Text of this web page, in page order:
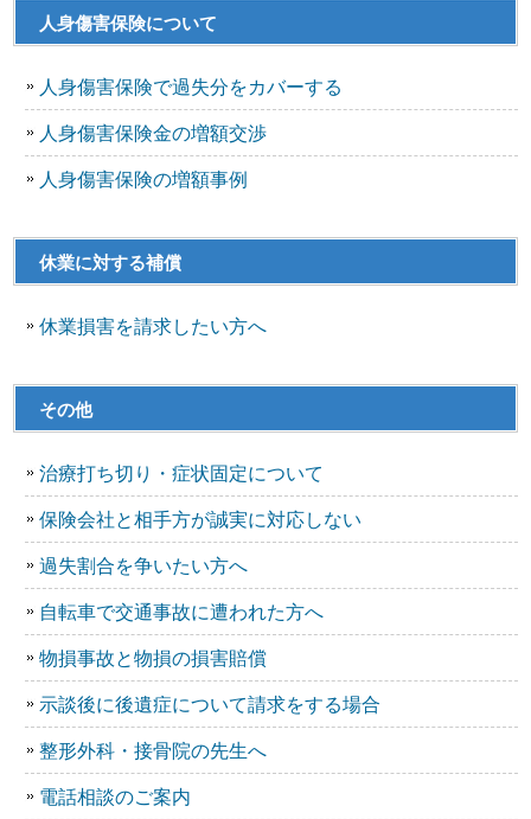
人身傷害保険について
人身傷害保険で過失分をカバーする
人身傷害保険金の増額交渉
人身傷害保険の増額事例
休業に対する補償
休業損害を請求したい方へ
その他
治療打ち切り・症状固定について
保険会社と相手方が誠実に対応しない
過失割合を争いたい方へ
自転車で交通事故に遭われた方へ
物損事故と物損の損害賠償
示談後に後遺症について請求をする場合
整形外科・接骨院の先生へ
電話相談のご案内